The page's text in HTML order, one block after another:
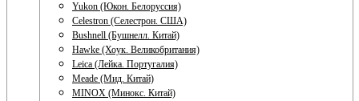
Yukon (Юкон. Белоруссия)
Celestron (Селестрон. США)
Bushnell (Бушнелл. Китай)
Hawke (Хоук. Великобритания)
Leica (Лейка. Португалия)
Meade (Мид. Китай)
MINOX (Минокс. Китай)